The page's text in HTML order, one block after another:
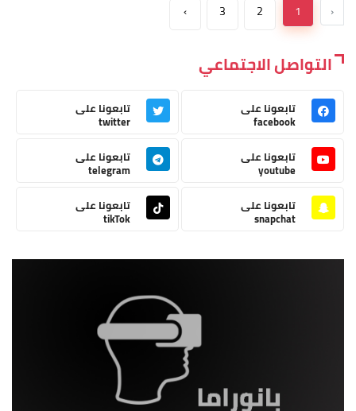
‹
1
2
3
›
التواصل الاجتماعي
تابعونا على
facebook
تابعونا على
twitter
تابعونا على
youtube
تابعونا على
telegram
تابعونا على
snapchat
تابعونا على
tikTok